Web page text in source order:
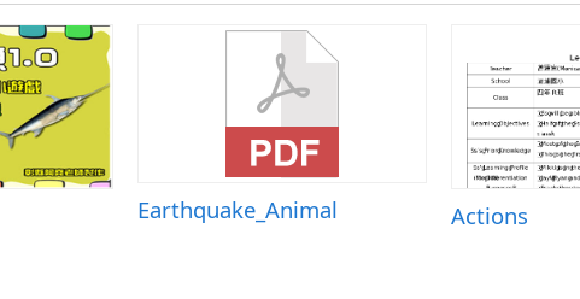
Earthquake_Animal Actions